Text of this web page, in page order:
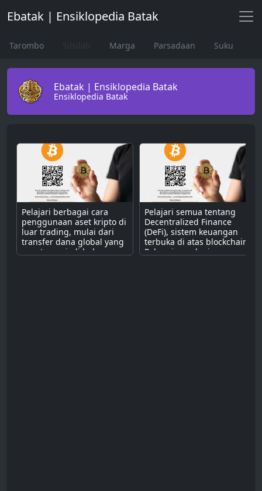
Ebatak | Ensiklopedia Batak
Tarombo Marga Parsadaan Suku
Ebatak | Ensiklopedia Batak
Ensiklopedia Batak
Pelajari berbagai cara
penggunaan aset kripto di
luar trading, mulai dari
transfer dana global yang
cepat, menjadi bahan
Pelajari semua tentang
Decentralized Finance
(DeFi), sistem keuangan
terbuka di atas blockchain.
Pahami cara kerjanya